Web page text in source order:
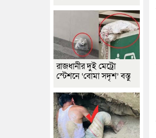
রাজধানীর দুই মেট্রো
স্টেশনে ‘বোমা সদৃশ’ বস্তু